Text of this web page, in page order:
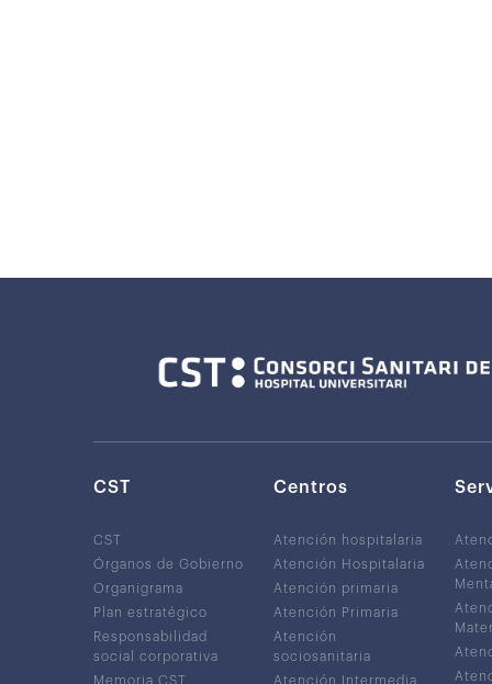
CST
CST
Órganos de Gobierno
Organigrama
Plan estratégico
Responsabilidad
social corporativa
Memoria CST
Centros
Atención hospitalaria
Atención Hospitalaria
Atención primaria
Atención Primaria
Atención
sociosanitaria
Atención Intermedia